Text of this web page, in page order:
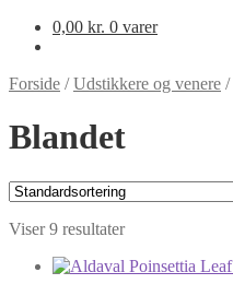
0,00 kr. 0 varer
Forside /Udstikkere og venere /
Blandet
Viser 9 resultater